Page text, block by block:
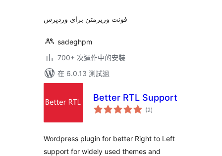
فونت وزیرمتن برای وردپرس
sadeghpm
700+ 次運作中的安裝
在 6.0.13 測試過
Better RTL Support
(2總
評)
Wordpress plugin for better Right to Left
support for widely used themes and